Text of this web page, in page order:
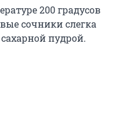
200 градусов
сочники слегка
пудрой.